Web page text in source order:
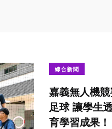
綜合新聞
嘉義無人機
足球 讓學生
育學習成果！